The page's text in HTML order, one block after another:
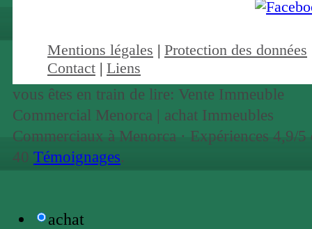
Mentions légales | Protection des données
Contact | Liens
vous êtes en train de lire: Vente Immeuble
Commercial Menorca | achat Immeubles
Commerciaux à Menorca · Expériences 4,9/5
40 Témoignages.
achat